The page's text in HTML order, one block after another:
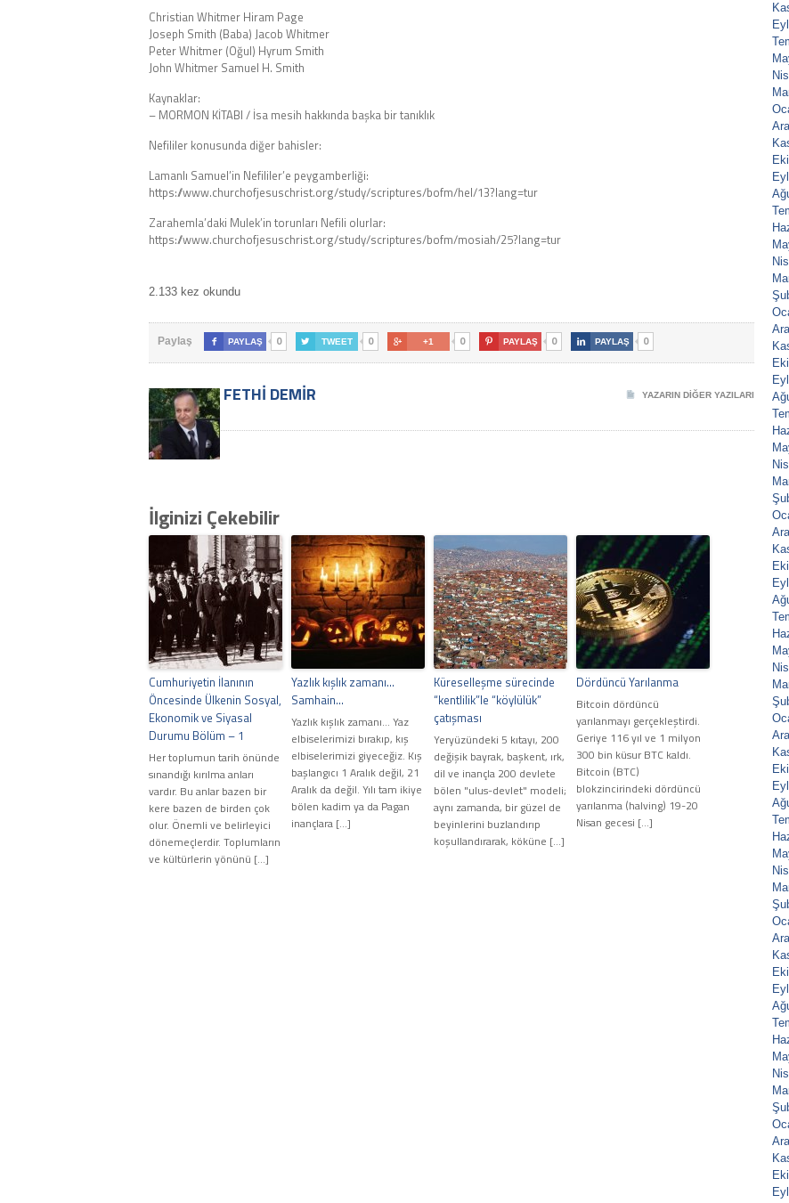
Christian Whitmer Hiram Page
Joseph Smith (Baba) Jacob Whitmer
Peter Whitmer (Oğul) Hyrum Smith
John Whitmer Samuel H. Smith
Kaynaklar:
– MORMON KİTABI / İsa mesih hakkında başka bir tanıklık
Nefililer konusunda diğer bahisler:
Lamanlı Samuel’in Nefililer’e peygamberliği:
https://www.churchofjesuschrist.org/study/scriptures/bofm/hel/13?lang=tur
Zarahemla’daki Mulek’in torunları Nefili olurlar:
https://www.churchofjesuschrist.org/study/scriptures/bofm/mosiah/25?lang=tur
2.133 kez okundu
Paylaş  PAYLAŞ 0  TWEET 0  +1 0  PAYLAŞ 0  PAYLAŞ 0
YAZARIN DIĞER YAZILARI
FETHI DEMIR
İlginizi Çekebilir
Cumhuriyetin İlanının
Öncesinde Ülkenin Sosyal,
Ekonomik ve Siyasal
Durumu Bölüm – 1
Her toplumun tarih önünde
sınandığı kırılma anları
vardır. Bu anlar bazen bir
kere bazen de birden çok
olur. Önemli ve belirleyici
dönemeçlerdir. Toplumların
ve kültürlerin yönünü […]
Yazlık kışlık zamanı…
Samhain…
Yazlık kışlık zamanı... Yaz
elbiselerimizi bırakıp, kış
elbiselerimizi giyeceğiz. Kış
başlangıcı 1 Aralık değil, 21
Aralık da değil. Yılı tam ikiye
bölen kadim ya da Pagan
inançlara […]
Küreselleşme sürecinde
“kentlilik”le “köylülük”
çatışması
Yeryüzündeki 5 kıtayı, 200
değişik bayrak, başkent, ırk,
dil ve inançla 200 devlete
bölen "ulus-devlet" modeli;
aynı zamanda, bir güzel de
beyinlerini buzlandırıp
koşullandırarak, köküne […]
Dördüncü Yarılanma
Bitcoin dördüncü
yarılanmayı gerçekleştirdi.
Geriye 116 yıl ve 1 milyon
300 bin küsur BTC kaldı.
Bitcoin (BTC)
blokzincirindeki dördüncü
yarılanma (halving) 19-20
Nisan gecesi […]